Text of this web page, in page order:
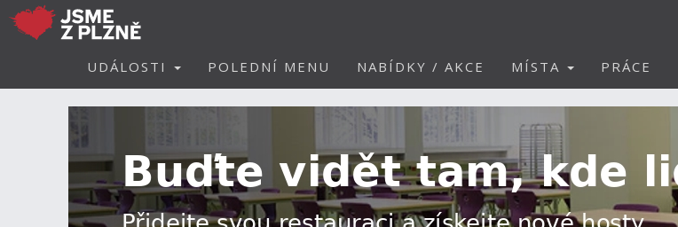
UDÁLOSTI POLEDNÍ MENU NABÍDKY / AKCE MÍSTA PRÁCE